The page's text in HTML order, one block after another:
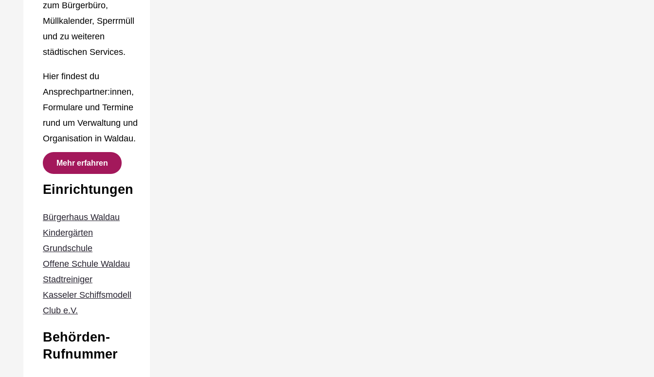
zum Bürgerbüro,
Müllkalender, Sperrmüll
und zu weiteren
städtischen Services.
Hier findest du
Ansprechpartner:innen,
Formulare und Termine
rund um Verwaltung und
Organisation in Waldau.
Mehr erfahren
Einrichtungen
Bürgerhaus Waldau
Kindergärten
Grundschule
Offene Schule Waldau
Stadtreiniger
Kasseler Schiffsmodell
Club e.V.
Behörden-
Rufnummer